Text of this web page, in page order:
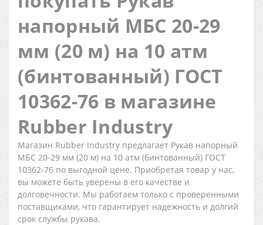
напорный МБС 20-29
мм (20 м) на 10 атм
(бинтованный) ГОСТ
10362-76 в магазине
Rubber Industry
Магазин Rubber Industry предлагает Рукав напорный
МБС 20-29 мм (20 м) на 10 атм (бинтованный) ГОСТ
10362-76 по выгодной цене. Приобретая товар у нас,
вы можете быть уверены в его качестве и
долговечности. Мы работаем только с проверенными
поставщиками, что гарантирует надежность и долгий
срок службы рукава.